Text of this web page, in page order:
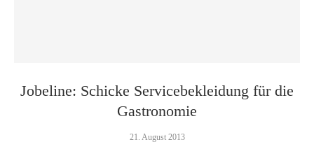
Jobeline: Schicke Servicebekleidung für die
Gastronomie
21. August 2013